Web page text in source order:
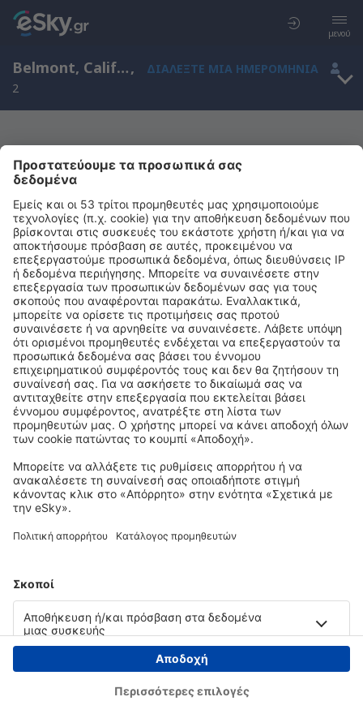
μενού
Belmont, California, Ηνωμένες Πολιτείες Αμερικής,
ΔΙΑΛΈΞΤΕ ΜΙΑ ΗΜΕΡΟΜΗΝΊΑ
2
Μας συγχωρείτε, δεν υπάρχουν
αποτελέσματα για την αναζήτησή σας
Προσπαθήστε να κάνετε αναζήτηση με διαφορετικά κριτήρια
Copyright © eSky.gr. Με την επιφύλαξη παντός νομίμου δικαιώματος.